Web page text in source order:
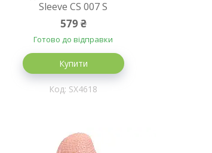
Sleeve CS 007 S
579 ₴
Готово до відправки
Купити
SX4618